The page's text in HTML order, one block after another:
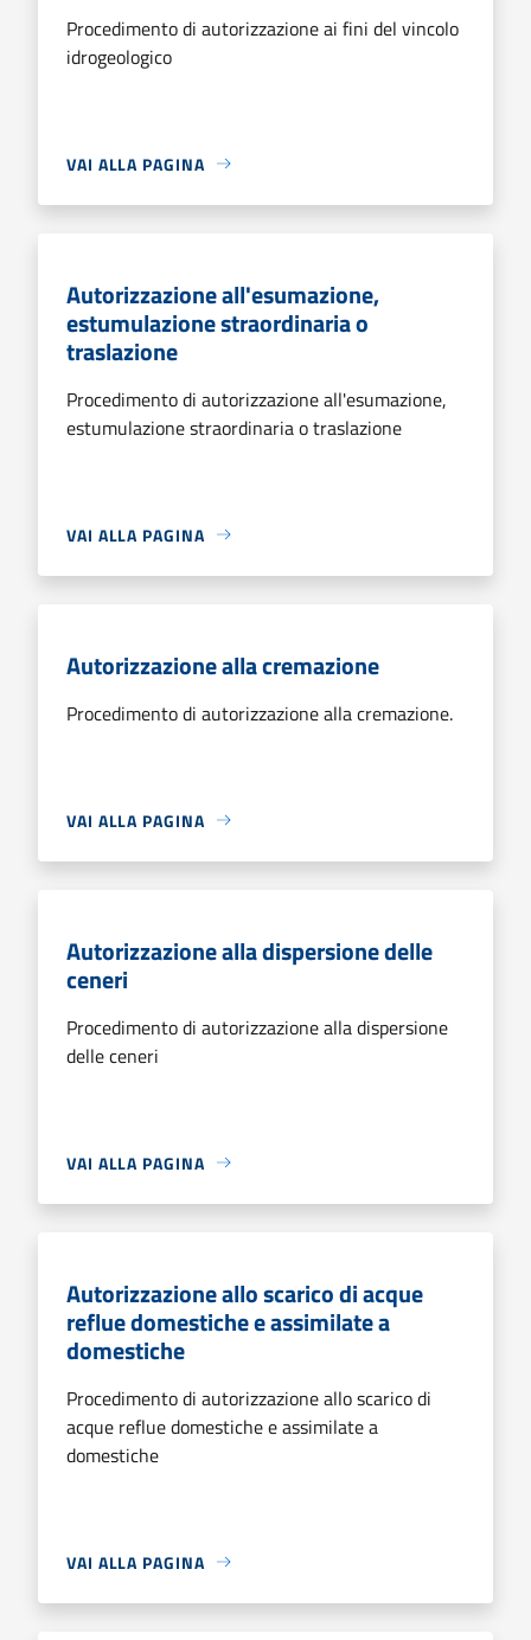
Procedimento di autorizzazione ai fini del vincolo
idrogeologico
VAI ALLA PAGINA
Autorizzazione all'esumazione,
estumulazione straordinaria o
traslazione
Procedimento di autorizzazione all'esumazione,
estumulazione straordinaria o traslazione
VAI ALLA PAGINA
Autorizzazione alla cremazione
Procedimento di autorizzazione alla cremazione.
VAI ALLA PAGINA
Autorizzazione alla dispersione delle
ceneri
Procedimento di autorizzazione alla dispersione
delle ceneri
VAI ALLA PAGINA
Autorizzazione allo scarico di acque
reflue domestiche e assimilate a
domestiche
Procedimento di autorizzazione allo scarico di
acque reflue domestiche e assimilate a
domestiche
VAI ALLA PAGINA